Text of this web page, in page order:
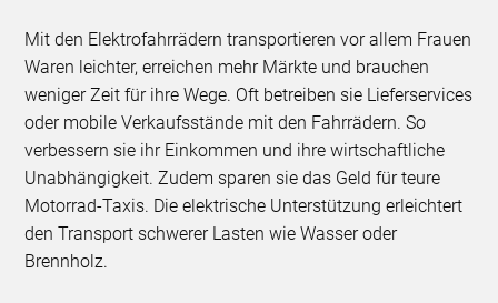
Mit den Elektrofahrrädern transportieren vor allem Frauen
Waren leichter, erreichen mehr Märkte und brauchen
weniger Zeit für ihre Wege. Oft betreiben sie Lieferservices
oder mobile Verkaufsstände mit den Fahrrädern. So
verbessern sie ihr Einkommen und ihre wirtschaftliche
Unabhängigkeit. Zudem sparen sie das Geld für teure
Motorrad-Taxis. Die elektrische Unterstützung erleichtert
den Transport schwerer Lasten wie Wasser oder
Brennholz.